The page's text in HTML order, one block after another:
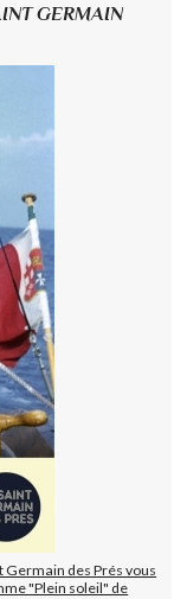
GERMAIN
Germain des Prés vous
"Plein soleil" de